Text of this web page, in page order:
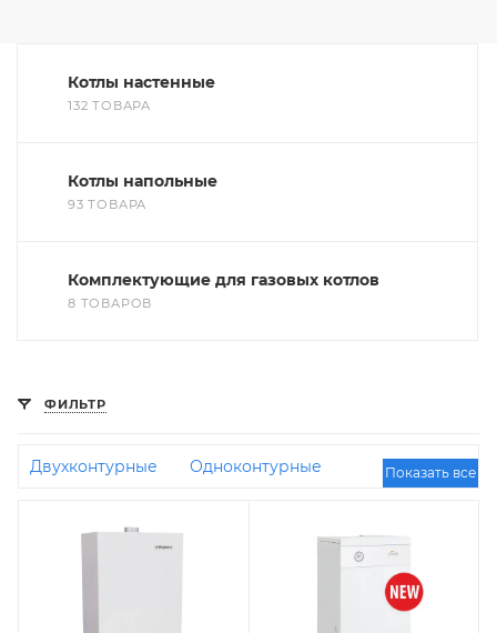
Котлы настенные
132 ТОВАРА
Котлы напольные
93 ТОВАРА
Комплектующие для газовых котлов
8 ТОВАРОВ
ФИЛЬТР
Двухконтурные
Одноконтурные
Энергонезависимые
С бойлером косвенного нагрева
35 кВт
Показать все